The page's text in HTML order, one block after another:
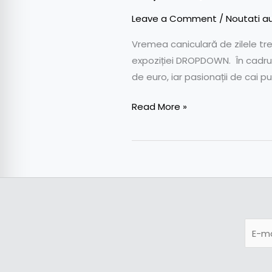
Leave a Comment /Noutati
Vremea caniculară de zilele
expoziției DROPDOWN. În
de euro, iar pasionații de cai
Read More »